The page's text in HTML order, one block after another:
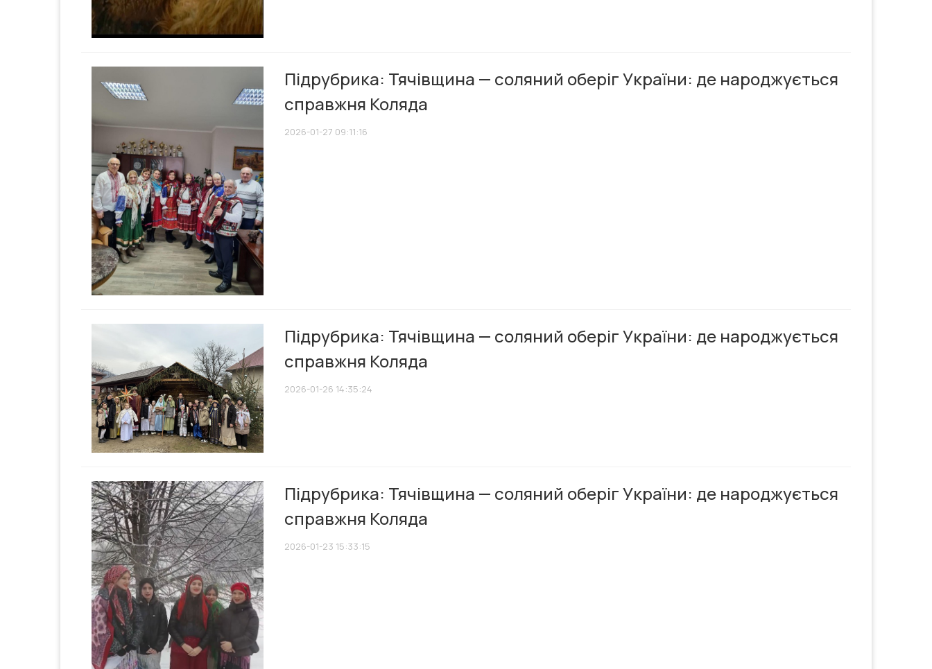
Підрубрика: Тячівщина — соляний оберіг України: де народжується
справжня Коляда
2026-01-27 09:11:16
Підрубрика: Тячівщина — соляний оберіг України: де народжується
справжня Коляда
2026-01-26 14:35:24
Підрубрика: Тячівщина — соляний оберіг України: де народжується
справжня Коляда
2026-01-23 15:33:15